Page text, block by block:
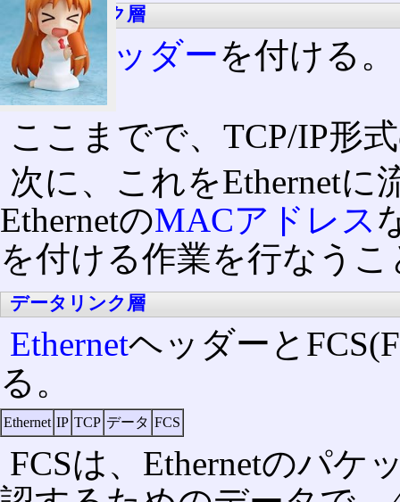
ネットワーク層
IPv4ヘッダーを付ける。
IP TCP データ
ここまでで、TCP/IP形
次に、これをEthernet
EthernetのMACアドレス
を付ける作業を行なう
データリンク層
Ethernetヘッダーと
る。
Ethernet IP TCP データ FCS
FCSは、Ethernetのパケ